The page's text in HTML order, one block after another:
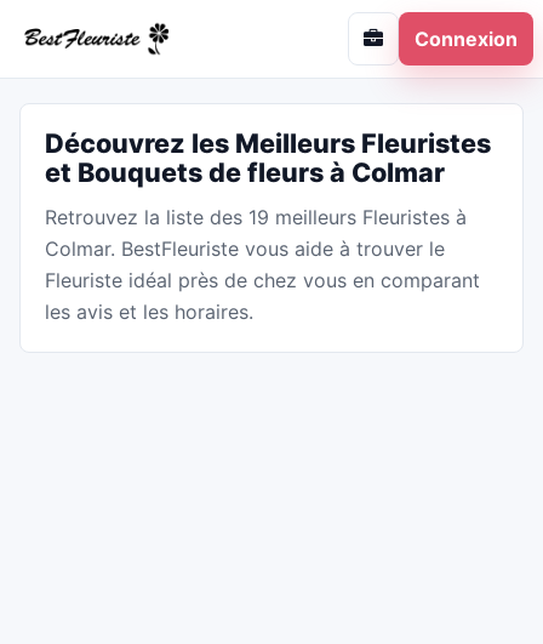
Connexion
Découvrez les Meilleurs Fleuristes
et Bouquets de fleurs à Colmar
Retrouvez la liste des 19 meilleurs Fleuristes à
Colmar. BestFleuriste vous aide à trouver le
Fleuriste idéal près de chez vous en comparant
les avis et les horaires.